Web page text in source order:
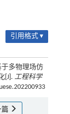
引用格式 ▾
多物理场仿
[J]. 工程科学
篇